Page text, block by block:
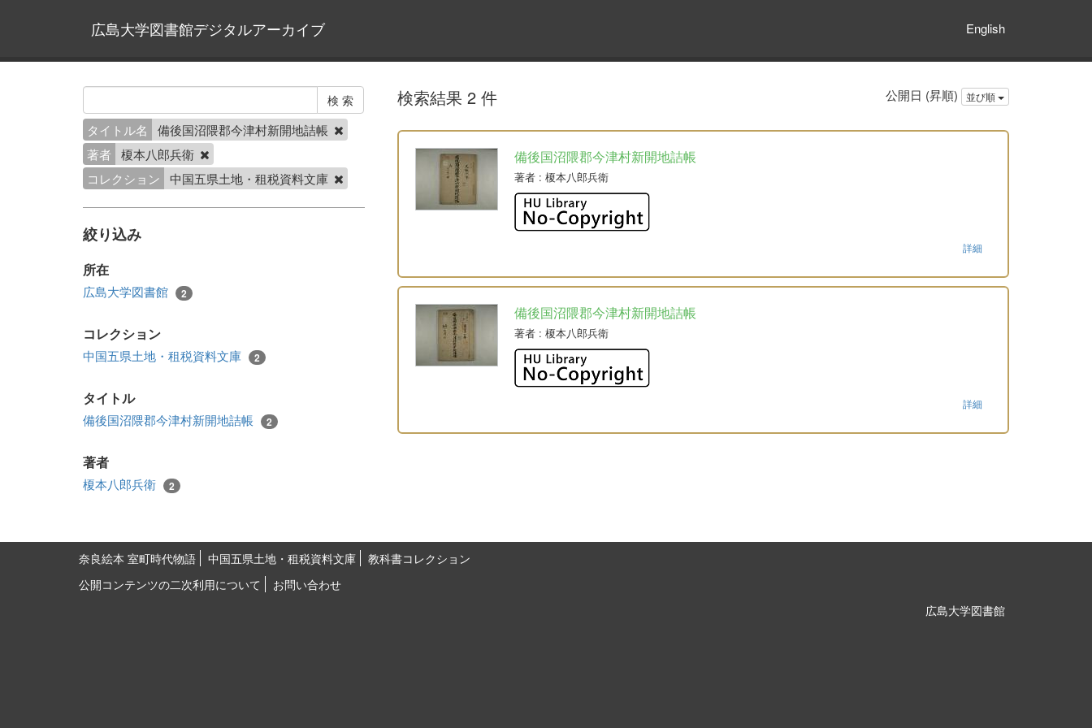
広島大学図書館デジタルアーカイブ English
タイトル名
備後国沼隈郡今津村新開地詰帳
著者
榎本八郎兵衛
コレクション
中国五県土地・租税資料文庫
絞り込み
所在
広島大学図書館 2
コレクション
中国五県土地・租税資料文庫 2
タイトル
備後国沼隈郡今津村新開地詰帳 2
著者
榎本八郎兵衛 2
検索結果 2 件 公開日 (昇順) 並び順
備後国沼隈郡今津村新開地詰帳
著者: 榎本八郎兵衛
詳細
備後国沼隈郡今津村新開地詰帳
著者: 榎本八郎兵衛
詳細
奈良絵本 室町時代物語 中国五県土地・租税資料文庫
教科書コレクション
公開コンテンツの二次利用について
お問い合わせ
広島大学図書館